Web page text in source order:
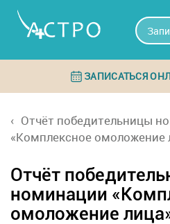
ЗАПИСАТЬСЯ
Отчёт победительницы
«Комплексное омоложение
Отчёт
номинации
омоложение